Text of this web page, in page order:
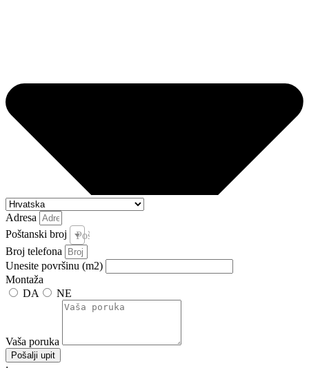
Adresa
Poštanski broj
Poštanski broj i pošta *
Broj telefona
Unesite površinu (m2)
Montaža
DA
NE
Vaša poruka
Pošalji upit